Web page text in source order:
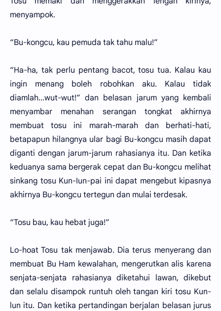
menyampok.
“Bu-kongcu, kau pemuda tak tahu malu!”
“Ha-ha, tak perlu pentang bacot, tosu tua. Kalau kau
ingin menang boleh robohkan aku. Kalau tidak
diamlah...wut-wut!” dan belasan jarum yang kembali
menyambar menahan serangan tongkat akhirnya
membuat tosu ini marah-marah dan berhati-hati,
betapapun hilangnya ular bagi Bu-kongcu masih dapat
diganti dengan jarum-jarum rahasianya itu. Dan ketika
keduanya sama bergerak cepat dan Bu-kongcu melihat
sinkang tosu Kun-Iun-pai ini dapat mengebut kipasnya
akhirnya Bu-kongcu tertegun dan mulai terdesak.
“Tosu bau, kau hebat juga!”
Lo-hoat Tosu tak menjawab. Dia terus menyerang dan
membuat Bu Ham kewalahan, mengerutkan alis karena
senjata-senjata rahasianya diketahui lawan, dikebut
dan selalu disampok runtuh oleh tangan kiri tosu Kun-
lun itu. Dan ketika pertandingan berjalan belasan jurus